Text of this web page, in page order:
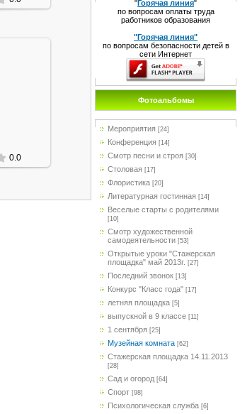
0.0
"Горячая линия"
по вопросам оплаты труда
работников образования
"Горячая линия"
по вопросам безопасности детей в
сети Интернет
Фотоальбомы
Мероприятия [24]
Конференция [14]
Смотр песни и строя [30]
Столовая [17]
Флористика [20]
Литературная гостинная [14]
Веселые старты с родителями
[10]
Смотр художественной
самодеятельности [53]
Открытые уроки "Стажерская
площадка" май 2013г. [27]
Последний звонок [13]
Конкурс "Класс года" [17]
летняя площадка [5]
выпускной в 9 классе [11]
1 сентября [25]
Музейная комната [62]
Стажерская площадка 14.11.2013
[28]
Сад и огород [64]
Спорт [98]
Психологическая служба [6]